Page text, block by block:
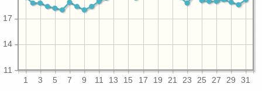
1 3 5 7 9 11 13 15 17 19 21 23 25 27 29 31
11
14
17